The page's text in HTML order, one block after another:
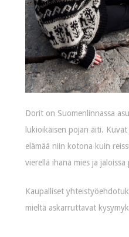
Dorit on Suomenlinnassa
lukioikäisen pojan äiti.
elämää niin kotona kuin
vierellä ihana mies ja
Kaupalliset
mieltä askarruttavat